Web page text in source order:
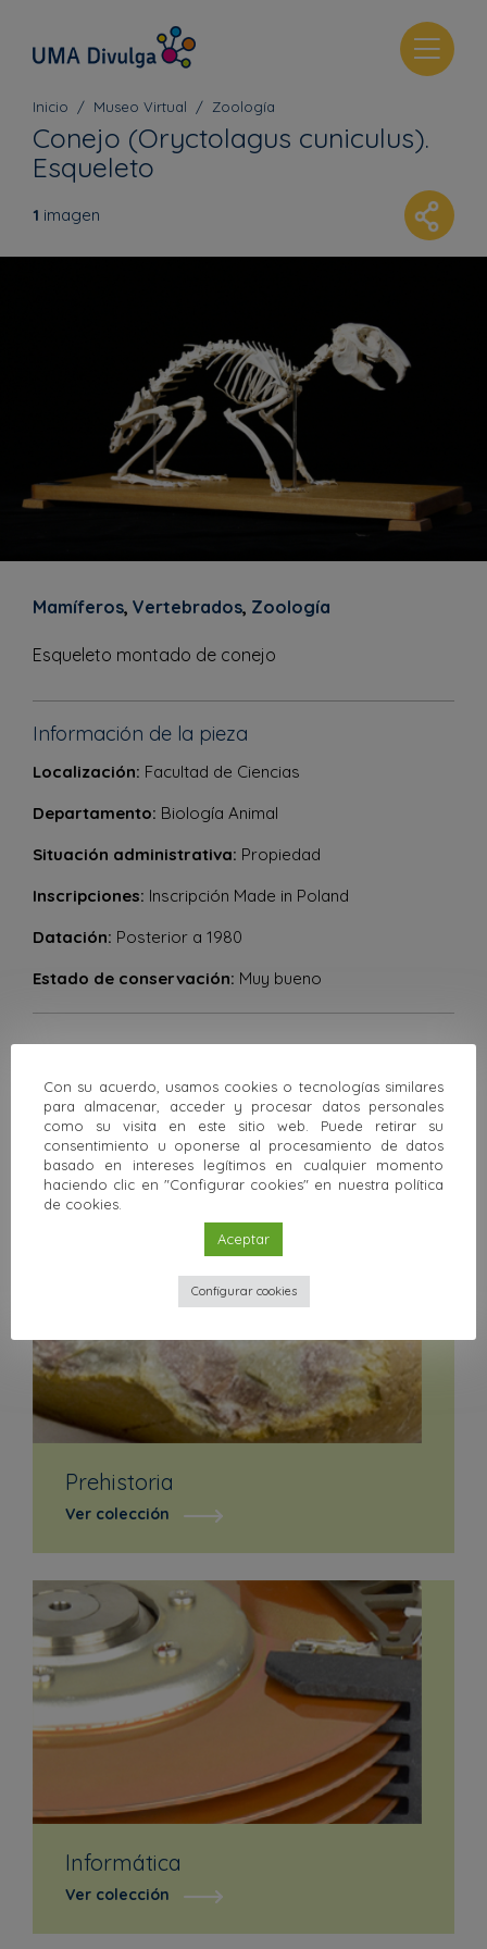
T
o
g
l
a
v
Inicio Museo Virtual Zoología
Conejo (Oryctolagus cuniculus).
Esqueleto
1 imagen
Mamíferos, Vertebrados, Zoología
Esqueleto montado de conejo
Información de la pieza
Localización: Facultad de Ciencias
Departamento: Biología Animal
Situación administrativa: Propiedad
Inscripciones: Inscripción Made in Poland
Datación: Posterior a 1980
Estado de conservación: Muy bueno
Volver a la colección
Otras colecciones
Prehistoria
Ver colección
Informática
Ver colección
Con su acuerdo, usamos cookies o tecnologías similares
para almacenar, acceder y procesar datos personales
como su visita en este sitio web. Puede retirar su
consentimiento u oponerse al procesamiento de datos
basado en intereses legítimos en cualquier momento
haciendo clic en "Configurar cookies" en nuestra política
de cookies.
Aceptar
Configurar cookies